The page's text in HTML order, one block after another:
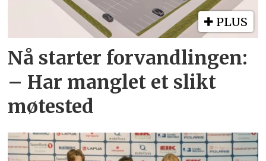
PLUS
Nå starter forvandlingen:
– Har manglet et slikt
møtested